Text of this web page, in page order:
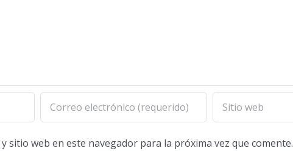
sitio web en este navegador para la próxima vez que comente.